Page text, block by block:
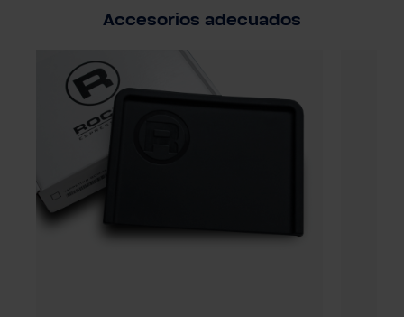
Accesorios adecuados